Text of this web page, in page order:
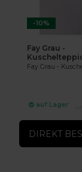
-10%
Fay Grau -
Fay Grau -
auf Lager
DIREKT